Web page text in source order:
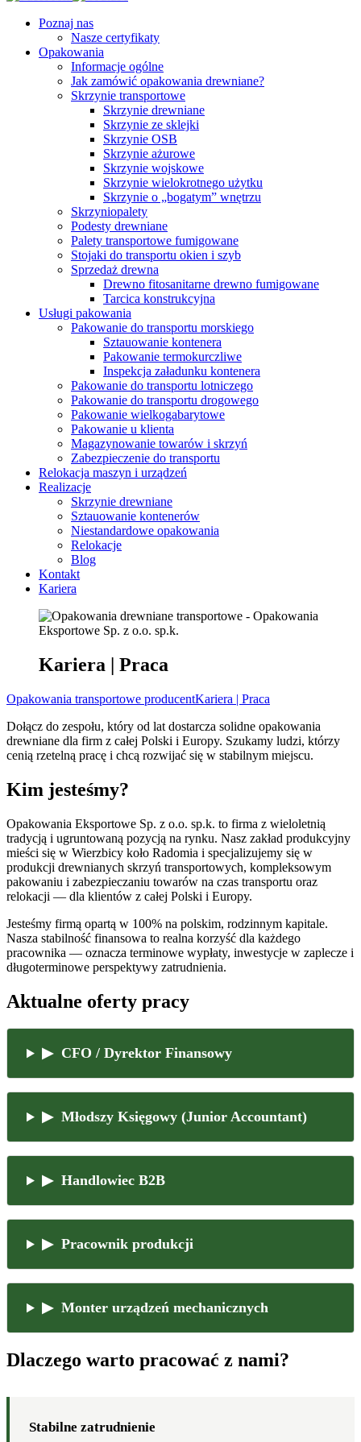
Poznaj nas
Nasze certyfikaty
Opakowania
Informacje ogólne
Jak zamówić opakowania drewniane?
Skrzynie transportowe
Skrzynie drewniane
Skrzynie ze sklejki
Skrzynie OSB
Skrzynie ażurowe
Skrzynie wojskowe
Skrzynie wielokrotnego użytku
Skrzynie o „bogatym” wnętrzu
Skrzyniopalety
Podesty drewniane
Palety transportowe fumigowane
Stojaki do transportu okien i szyb
Sprzedaż drewna
Drewno fitosanitarne drewno fumigowane
Tarcica konstrukcyjna
Usługi pakowania
Pakowanie do transportu morskiego
Sztauowanie kontenera
Pakowanie termokurczliwe
Inspekcja załadunku kontenera
Pakowanie do transportu lotniczego
Pakowanie do transportu drogowego
Pakowanie wielkogabarytowe
Pakowanie u klienta
Magazynowanie towarów i skrzyń
Zabezpieczenie do transportu
Relokacja maszyn i urządzeń
Realizacje
Skrzynie drewniane
Sztauowanie kontenerów
Niestandardowe opakowania
Relokacje
Blog
Kontakt
Kariera
Kariera | Praca
Opakowania transportowe producentKariera | Praca
Dołącz do zespołu, który od lat dostarcza solidne opakowania
drewniane dla firm z całej Polski i Europy. Szukamy ludzi, którzy
cenią rzetelną pracę i chcą rozwijać się w stabilnym miejscu.
Kim jesteśmy?
Opakowania Eksportowe Sp. z o.o. sp.k. to firma z wieloletnią
tradycją i ugruntowaną pozycją na rynku. Nasz zakład produkcyjny
mieści się w Wierzbicy koło Radomia i specjalizujemy się w
produkcji drewnianych skrzyń transportowych, kompleksowym
pakowaniu i zabezpieczaniu towarów na czas transportu oraz
relokacji — dla klientów z całej Polski i Europy.
Jesteśmy firmą opartą w 100% na polskim, rodzinnym kapitale.
Nasza stabilność finansowa to realna korzyść dla każdego
pracownika — oznacza terminowe wypłaty, inwestycje w zaplecze i
długoterminowe perspektywy zatrudnienia.
Aktualne oferty pracy
▶ CFO / Dyrektor Finansowy
▶ Młodszy Księgowy (Junior Accountant)
▶ Handlowiec B2B
▶ Pracownik produkcji
▶ Monter urządzeń mechanicznych
Dlaczego warto pracować z nami?
Stabilne zatrudnienie